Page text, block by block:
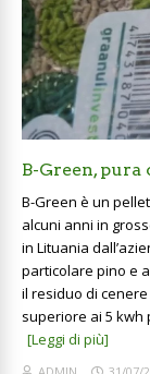
B-Green,
B-Green è un
alcuni anni in
in Lituania
particolare pino e
il residuo di cenere
superiore ai 5 kwh
[Leggi di più]